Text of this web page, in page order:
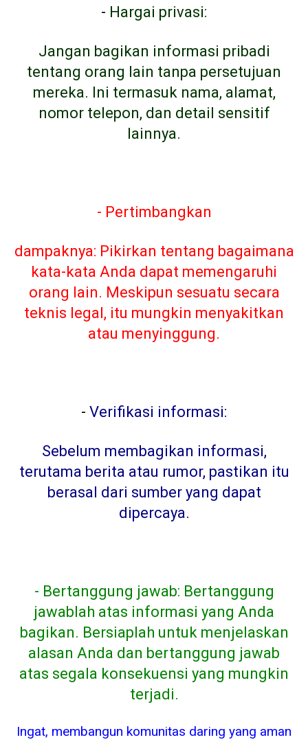
- Hargai privasi:
Jangan bagikan informasi pribadi
tentang orang lain tanpa persetujuan
mereka. Ini termasuk nama, alamat,
nomor telepon, dan detail sensitif
lainnya.
- Pertimbangkan
dampaknya: Pikirkan tentang bagaimana
kata-kata Anda dapat memengaruhi
orang lain. Meskipun sesuatu secara
teknis legal, itu mungkin menyakitkan
atau menyinggung.
- Verifikasi informasi:
Sebelum membagikan informasi,
terutama berita atau rumor, pastikan itu
berasal dari sumber yang dapat
dipercaya.
- Bertanggung jawab: Bertanggung
jawablah atas informasi yang Anda
bagikan. Bersiaplah untuk menjelaskan
alasan Anda dan bertanggung jawab
atas segala konsekuensi yang mungkin
terjadi.
Ingat, membangun komunitas daring yang aman